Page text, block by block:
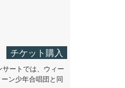
チケット購入
サートでは、ウィー
ン少年合唱団と同